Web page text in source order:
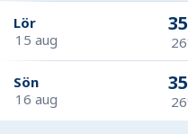
Lör
15 aug
Sön
16 aug